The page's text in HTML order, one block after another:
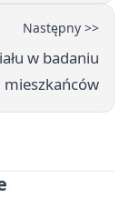
Następny >>
w badaniu